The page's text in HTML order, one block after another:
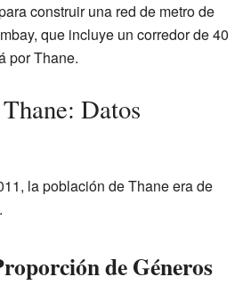
construir una red de metro de
que incluye un corredor de 40
por Thane.
Datos
la población de Thane era de
de Géneros